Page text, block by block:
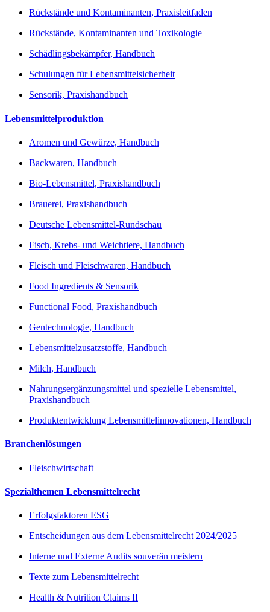
Rückstände und Kontaminanten, Praxisleitfaden
Rückstände, Kontaminanten und Toxikologie
Schädlingsbekämpfer, Handbuch
Schulungen für Lebensmittelsicherheit
Sensorik, Praxishandbuch
Lebensmittelproduktion
Aromen und Gewürze, Handbuch
Backwaren, Handbuch
Bio-Lebensmittel, Praxishandbuch
Brauerei, Praxishandbuch
Deutsche Lebensmittel-Rundschau
Fisch, Krebs- und Weichtiere, Handbuch
Fleisch und Fleischwaren, Handbuch
Food Ingredients & Sensorik
Functional Food, Praxishandbuch
Gentechnologie, Handbuch
Lebensmittelzusatzstoffe, Handbuch
Milch, Handbuch
Nahrungsergänzungsmittel und spezielle Lebensmittel,
Praxishandbuch
Produktentwicklung Lebensmittelinnovationen, Handbuch
Branchenlösungen
Fleischwirtschaft
Spezialthemen Lebensmittelrecht
Erfolgsfaktoren ESG
Entscheidungen aus dem Lebensmittelrecht 2024/2025
Interne und Externe Audits souverän meistern
Texte zum Lebensmittelrecht
Health & Nutrition Claims II